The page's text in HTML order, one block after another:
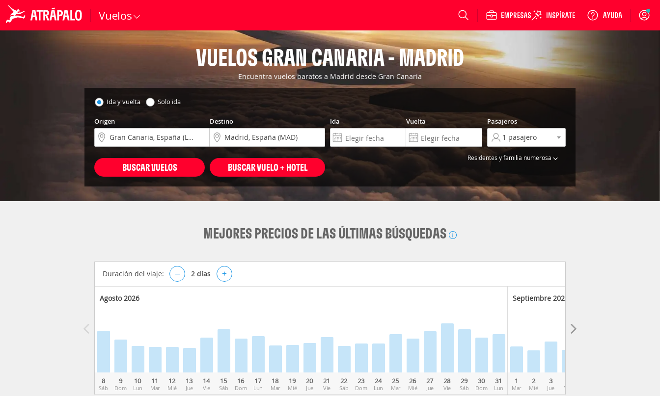
Vuelos Login
VUELOS GRAN CANARIA - MADRID
Encuentra vuelos baratos a Madrid desde Gran Canaria
Ida y vuelta Solo ida
Origen Destino Ida Vuelta Pasajeros
Residentes y familia numerosa
BUSCAR VUELOS BUSCAR VUELO + HOTEL
MEJORES PRECIOS DE LAS ÚLTIMAS BÚSQUEDAS
Duración del viaje: – 2 días +
Agosto 2026
8
Sáb
9
Dom
10
Lun
11
Mar
12
Mié
13
Jue
14
Vie
15
Sáb
16
Dom
17
Lun
18
Mar
19
Mié
20
Jue
21
Vie
22
Sáb
23
Dom
24
Lun
25
Mar
26
Mié
27
Jue
28
Vie
29
Sáb
30
Dom
31
Lun
Septiembre 2026
1
Mar
2
Mié
3
Jue Vie